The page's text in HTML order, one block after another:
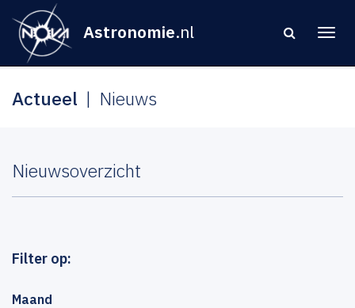
Astronomie.nl
Actueel Nieuws
Nieuwsoverzicht
Filter op:
Maand